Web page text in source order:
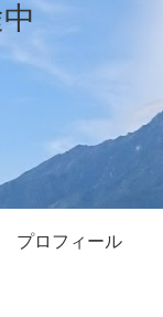
プロフィール